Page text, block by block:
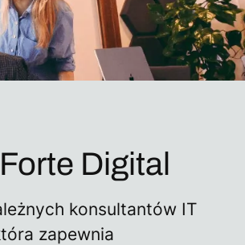
Digital
konsultantów IT
zapewnia